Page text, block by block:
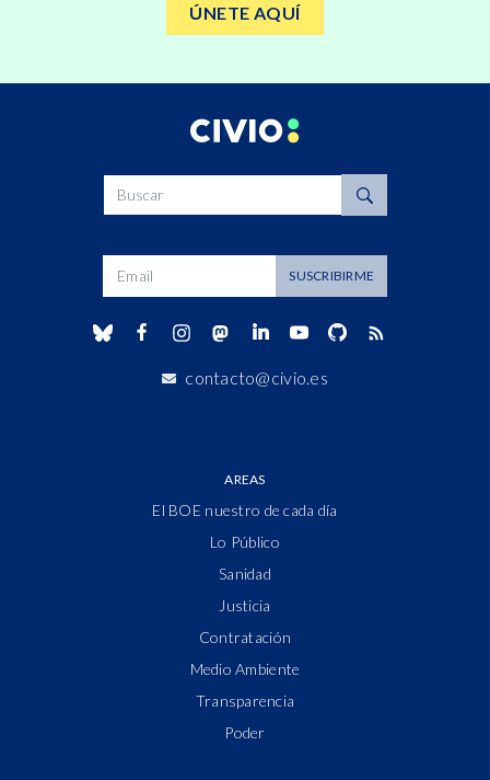
ÚNETE AQUÍ
Buscar
Dirección de correo SUSCRIBIRME
contacto@civio.es
AREAS
El BOE nuestro de cada día
Lo Público
Sanidad
Justicia
Contratación
Medio Ambiente
Transparencia
Poder